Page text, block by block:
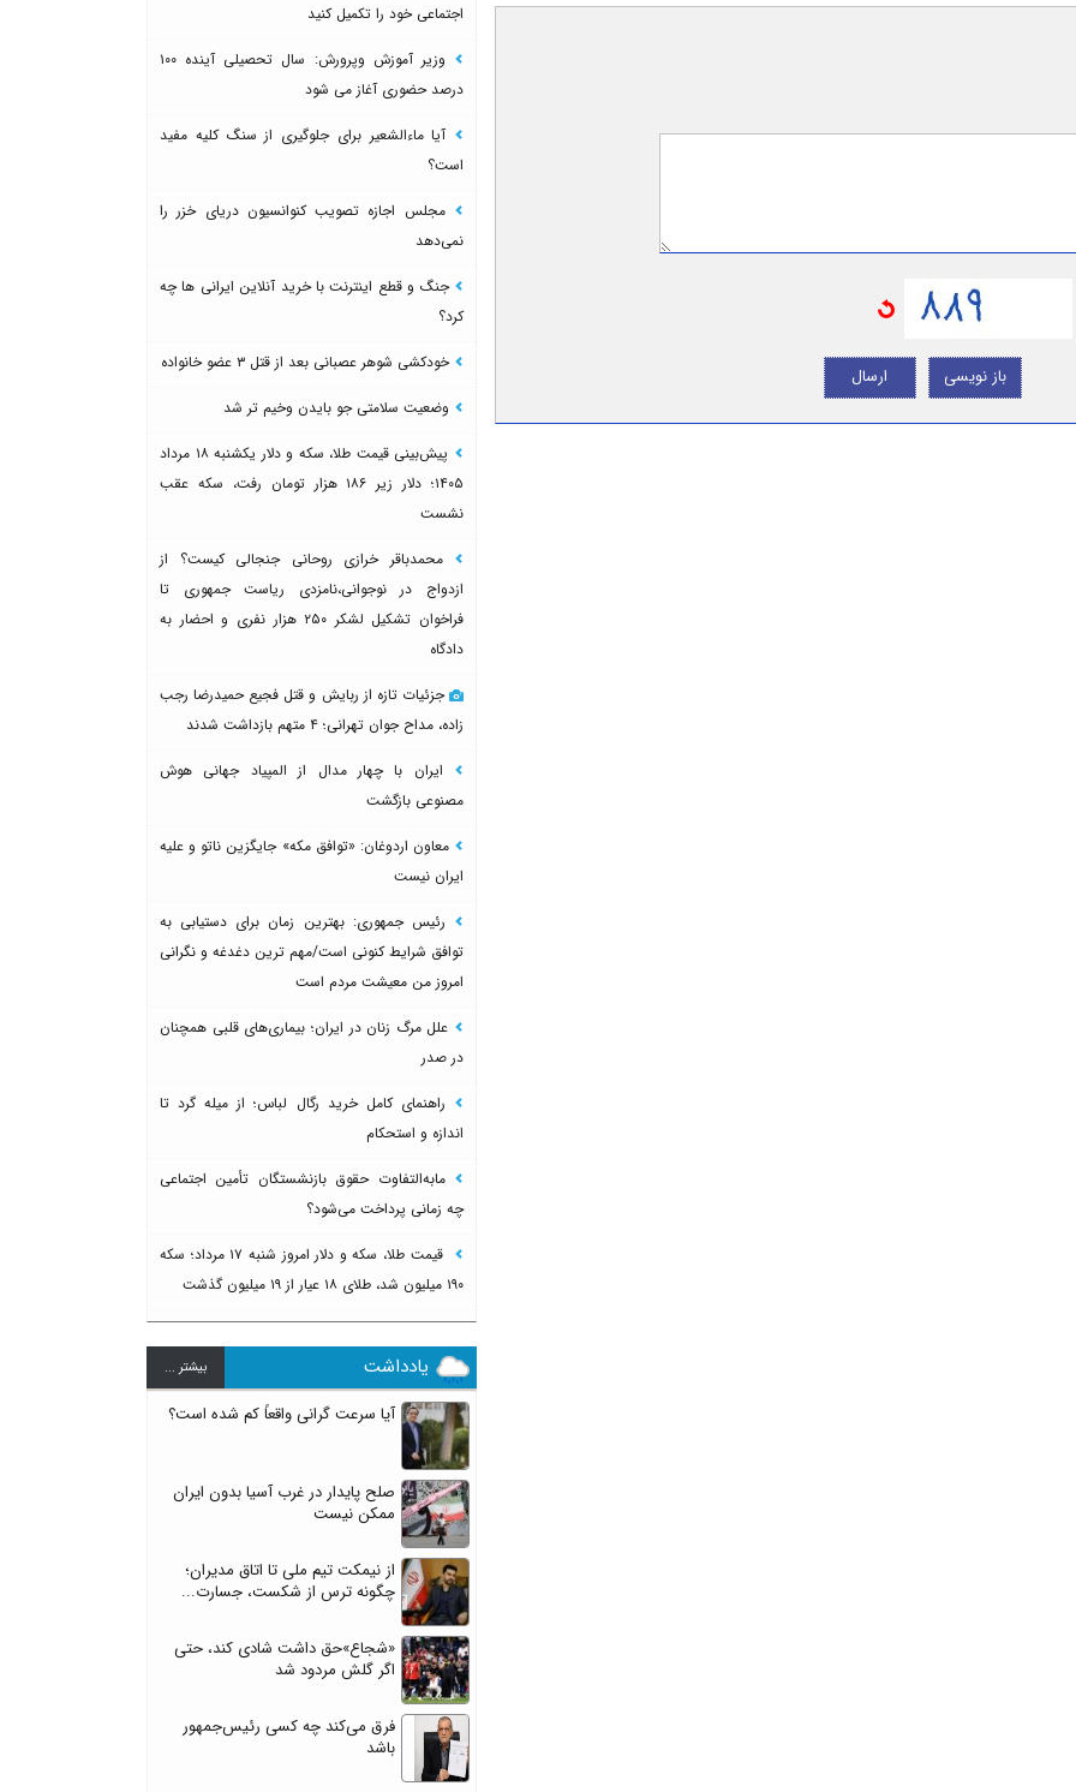
ارسال باز نویسی
اجتماعی خود را تکمیل کنید
وزیر آموزش وپرورش: سال تحصیلی آینده ۱۰۰
درصد حضوری آغاز می شود
آیا ماءالشعیر برای جلوگیری از سنگ کلیه مفید
است؟
مجلس اجازه تصویب کنوانسیون دریای خزر را
نمی‌دهد
جنگ و قطع اینترنت با خرید آنلاین ایرانی ها چه
کرد؟
خودکشی شوهر عصبانی بعد از قتل ۳ عضو خانواده
وضعیت سلامتی جو بایدن وخیم تر شد
پیش‌بینی قیمت طلا، سکه و دلار یکشنبه ۱۸ مرداد
۱۴۰۵؛ دلار زیر ۱۸۶ هزار تومان رفت، سکه عقب
نشست
محمدباقر خرازی روحانی جنجالی کیست؟ از
ازدواج در نوجوانی،نامزدی ریاست جمهوری تا
فراخوان تشکیل لشکر ۲۵۰ هزار نفری و احضار به
دادگاه
جزئیات تازه از ربایش و قتل فجیع حمیدرضا رجب
زاده، مداح جوان تهرانی؛ ۴ متهم بازداشت شدند
ایران با چهار مدال از المپیاد جهانی هوش
مصنوعی بازگشت
معاون اردوغان: «توافق مکه» جایگزین ناتو و علیه
ایران نیست
رئیس جمهوری: بهترین زمان برای دستیابی به
توافق شرایط کنونی است/مهم ترین دغدغه و نگرانی
امروز من معیشت مردم است
علل مرگ زنان در ایران؛ بیماری‌های قلبی همچنان
در صدر
راهنمای کامل خرید رگال لباس؛ از میله گرد تا
اندازه و استحکام
مابه‌التفاوت حقوق بازنشستگان تأمین اجتماعی
چه زمانی پرداخت می‌شود؟
قیمت طلا، سکه و دلار امروز شنبه ۱۷ مرداد؛ سکه
۱۹۰ میلیون شد، طلای ۱۸ عیار از ۱۹ میلیون گذشت
یادداشت بيشتر ...
آیا سرعت گرانی واقعاً کم شده است؟
صلح پایدار در غرب آسیا بدون ایران
ممکن نیست
از نیمکت تیم ملی تا اتاق مدیران؛
چگونه ترس از شکست، جسارت...
«شجاع»حق داشت شادی کند، حتی
اگر گلش مردود شد
فرق می‌کند چه کسی رئیس‌جمهور
باشد